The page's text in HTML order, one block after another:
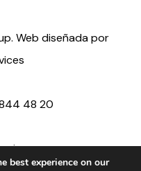
Web diseñada por
48 20
best experience on our